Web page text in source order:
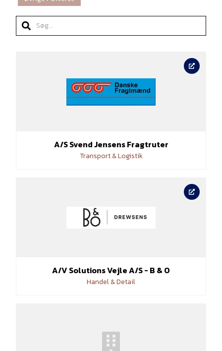
Search
A/S Svend Jensens Fragtruter
Transport & Logistik
A/V Solutions Vejle A/S - B & O
Handel & Detail